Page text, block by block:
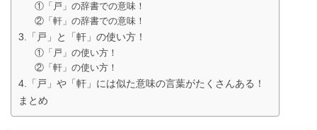
①「戸」の辞書での意味！
②「軒」の辞書での意味！
3.「戸」と「軒」の使い方！
①「戸」の使い方！
②「軒」の使い方！
4.「戸」や「軒」には似た意味の言葉がたくさんある！
まとめ